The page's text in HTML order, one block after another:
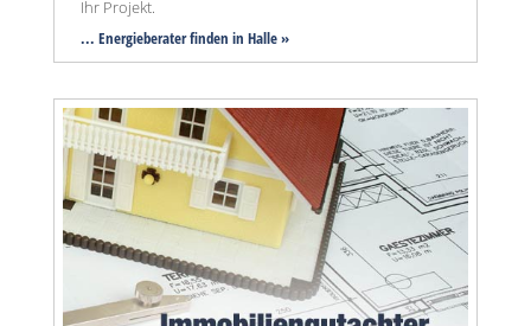
Ihr Projekt.
... Energieberater finden in Halle »